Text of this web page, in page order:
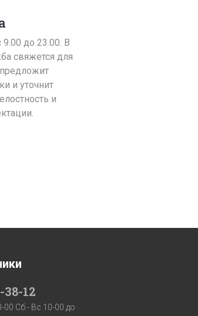
9.00 до 23.00. В
свяжется для
и уточнит
и
38-12
00 Сб - Вс 10-00 до